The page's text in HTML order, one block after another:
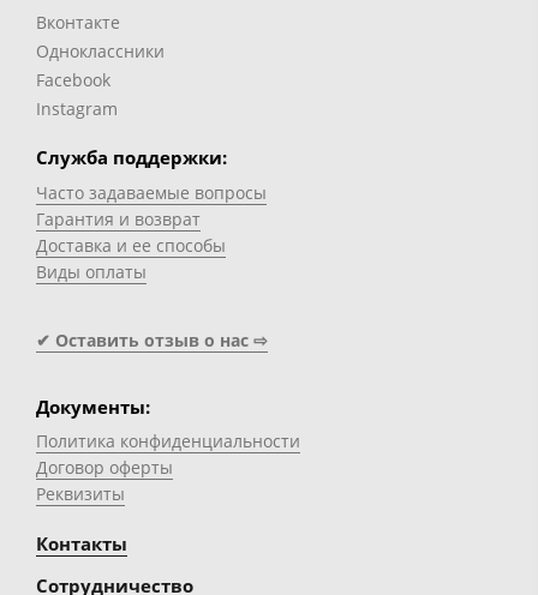
Вконтакте
Одноклассники
Facebook
Instagram
Служба поддержки:
Часто задаваемые вопросы
Гарантия и возврат
Доставка и ее способы
Виды оплаты
✔ Оставить отзыв о нас ⇨
Документы:
Политика конфиденциальности
Договор оферты
Реквизиты
Контакты
Сотрудничество